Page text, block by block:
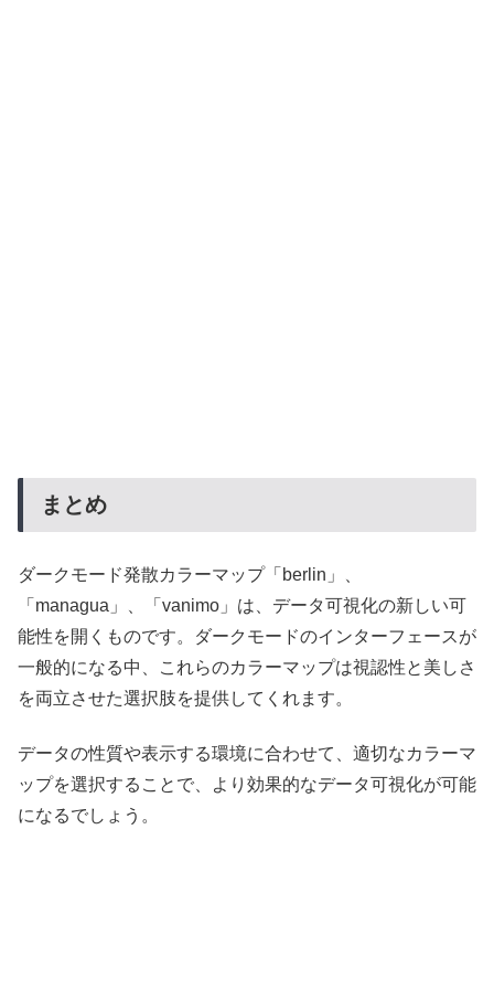
まとめ
ダークモード発散カラーマップ「berlin」、
「managua」、「vanimo」は、データ可視化の新しい可
能性を開くものです。ダークモードのインターフェースが
一般的になる中、これらのカラーマップは視認性と美しさ
を両立させた選択肢を提供してくれます。
データの性質や表示する環境に合わせて、適切なカラーマ
ップを選択することで、より効果的なデータ可視化が可能
になるでしょう。